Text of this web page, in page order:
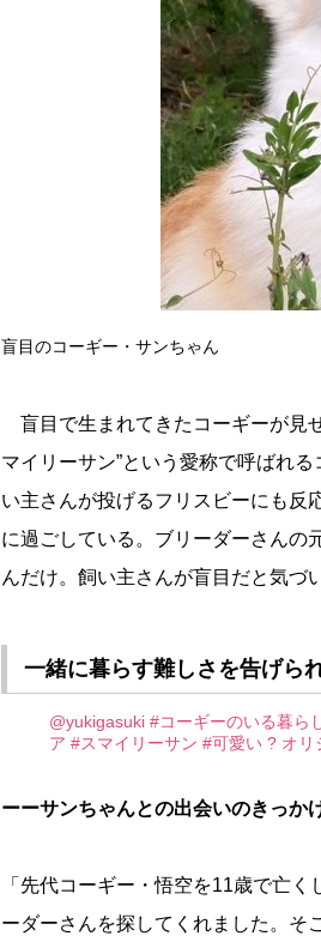
盲目のコーギー・サンちゃん
盲目で生まれてきたコーギーが見
マイリーサン”という愛称で呼ばれ
い主さんが投げるフリスビーにも反
に過ごしている。ブリーダーさんの
んだけ。飼い主さんが盲目だと気づ
一緒に暮らす難しさを告げら
@yukigasuki #コーギーのいる暮ら
ア #スマイリーサン #可愛い ? オリ
ーーサンちゃんとの出会いのきっか
「先代コーギー・悟空を11歳で亡
ーダーさんを探してくれました。そ